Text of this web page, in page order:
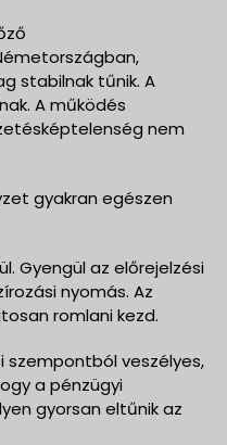
stabilnak tűnik. A
A működés
nem
gyakran egészen
Gyengül az előrejelzési
nyomás. Az
romlani kezd.
szempontból veszélyes,
a pénzügyi
gyorsan eltűnik az